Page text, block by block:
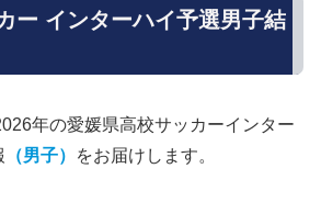
ー インターハイ予選男子結
年の愛媛県高校サッカーインター
（男子） をお届けします。